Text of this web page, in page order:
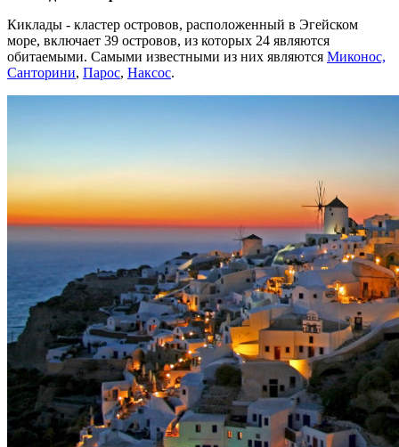
Киклады - кластер островов, расположенный в Эгейском
море, включает 39 островов, из которых 24 являются
обитаемыми. Самыми известными из них являются Миконос,
Санторини, Парос, Наксос.